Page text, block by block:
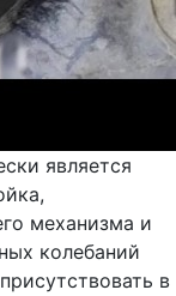
является
механизма и
колебаний
в